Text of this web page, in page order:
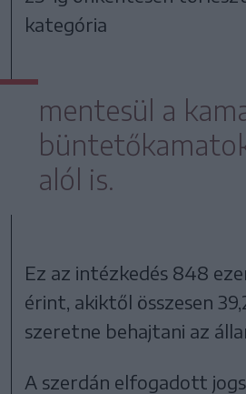
kategória
mentesül a
alól is.
Ez az intézkedés 848
érint, akiktől összesen
szeretne behajtani az
A szerdán elfogadott